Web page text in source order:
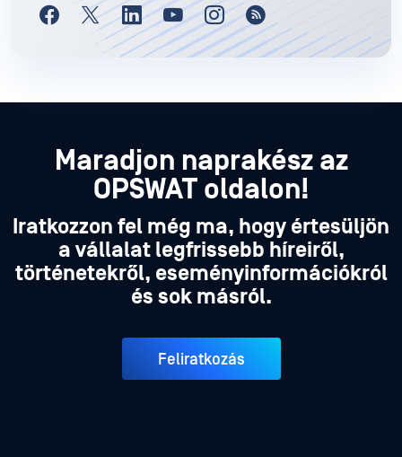
Maradjon naprakész az
OPSWAT oldalon!
Iratkozzon fel még ma, hogy értesüljön
a vállalat legfrissebb híreiről,
történetekről, eseményinformációkról
és sok másról.
Feliratkozás